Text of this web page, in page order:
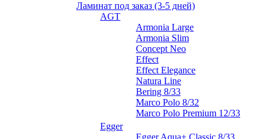
Ламинат под заказ (3-5 дней)
AGT
Armonia Large
Armonia Slim
Concept Neo
Effect
Effect Elegance
Natura Line
Bering 8/33
Marco Polo 8/32
Marco Polo Premium 12/33
Egger
Egger Aqua+ Classic 8/33